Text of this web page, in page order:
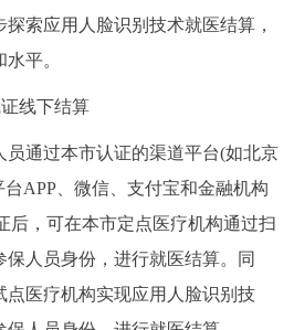
图说北京
한국어 日本語
FRANÇAIS РУССКИЙ ЯЗЫК
العربية PORTUGUÊS
索应用人脸识别技术就医结算，
平。
线下结算
通过本市认证的渠道平台(如北京
APP、微信、支付宝和金融机构
后，可在本市定点医疗机构通过扫
人员身份，进行就医结算。同
点医疗机构实现应用人脸识别技